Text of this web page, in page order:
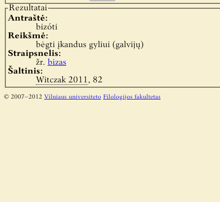
Rezultatai
Antraštė:
bizóti
Reikšmė:
bėgti įkandus gyliui (galvijų)
Straipsnelis:
žr. bizas
Šaltinis:
Witczak 2011, 82
© 2007–2012 Vilniaus universiteto Filologijos fakultetas